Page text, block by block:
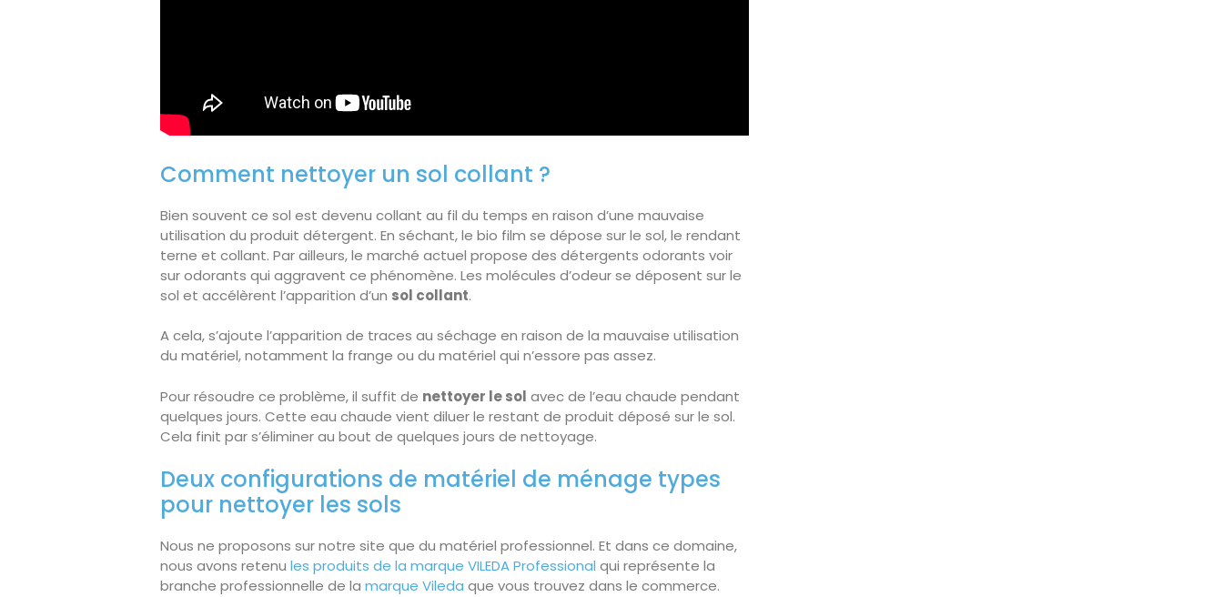
Comment nettoyer un sol collant ?
Bien souvent ce sol est devenu collant au fil du temps en raison d’une mauvaise
utilisation du produit détergent. En séchant, le bio film se dépose sur le sol, le rendant
terne et collant. Par ailleurs, le marché actuel propose des détergents odorants voir
sur odorants qui aggravent ce phénomène. Les molécules d’odeur se déposent sur le
sol et accélèrent l’apparition d’un sol collant.
A cela, s’ajoute l’apparition de traces au séchage en raison de la mauvaise utilisation
du matériel, notamment la frange ou du matériel qui n’essore pas assez.
Pour résoudre ce problème, il suffit de nettoyer le sol avec de l’eau chaude pendant
quelques jours. Cette eau chaude vient diluer le restant de produit déposé sur le sol.
Cela finit par s’éliminer au bout de quelques jours de nettoyage.
Deux configurations de matériel de ménage types
pour nettoyer les sols
Nous ne proposons sur notre site que du matériel professionnel. Et dans ce domaine,
nous avons retenu les produits de la marque VILEDA Professional qui représente la
branche professionnelle de la marque Vileda que vous trouvez dans le commerce.